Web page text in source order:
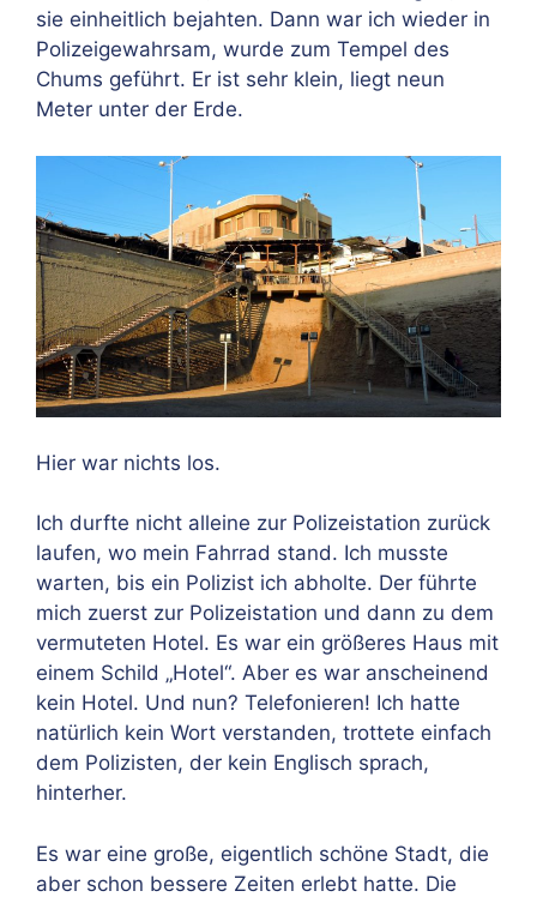
sie einheitlich bejahten. Dann war ich wieder in
Polizeigewahrsam, wurde zum Tempel des
Chums geführt. Er ist sehr klein, liegt neun
Meter unter der Erde.
Hier war nichts los.
Ich durfte nicht alleine zur Polizeistation zurück
laufen, wo mein Fahrrad stand. Ich musste
warten, bis ein Polizist ich abholte. Der führte
mich zuerst zur Polizeistation und dann zu dem
vermuteten Hotel. Es war ein größeres Haus mit
einem Schild „Hotel“. Aber es war anscheinend
kein Hotel. Und nun? Telefonieren! Ich hatte
natürlich kein Wort verstanden, trottete einfach
dem Polizisten, der kein Englisch sprach,
hinterher.
Es war eine große, eigentlich schöne Stadt, die
aber schon bessere Zeiten erlebt hatte. Die